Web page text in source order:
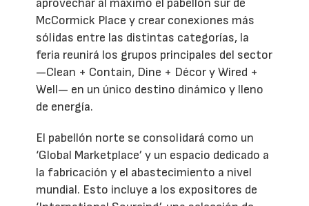
aprovechar al máximo el pabellón sur de
McCormick Place y crear conexiones más
sólidas entre las distintas categorías, la
feria reunirá los grupos principales del sector
—Clean + Contain, Dine + Décor y Wired +
Well— en un único destino dinámico y lleno
de energía.
El pabellón norte se consolidará como un
‘Global Marketplace’ y un espacio dedicado a
la fabricación y el abastecimiento a nivel
mundial. Esto incluye a los expositores de